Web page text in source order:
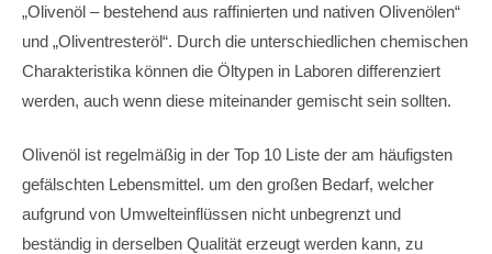
„Olivenöl – bestehend aus raffinierten und nativen Olivenölen“
und „Oliventresteröl“. Durch die unterschiedlichen chemischen
Charakteristika können die Öltypen in Laboren differenziert
werden, auch wenn diese miteinander gemischt sein sollten.
Olivenöl ist regelmäßig in der Top 10 Liste der am häufigsten
gefälschten Lebensmittel. um den großen Bedarf, welcher
aufgrund von Umwelteinflüssen nicht unbegrenzt und
beständig in derselben Qualität erzeugt werden kann, zu